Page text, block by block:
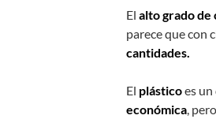
El alto grado de
parece que con
cantidades.
El plásticoes
económica,